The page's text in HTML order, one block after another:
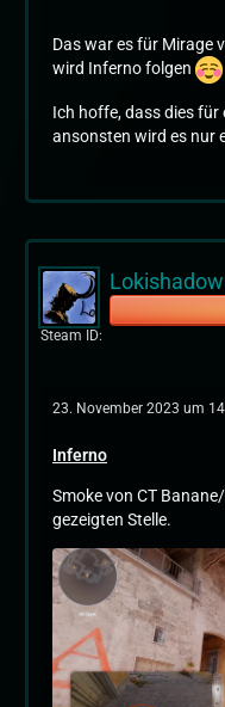
Das war es für Mirage
wird Inferno folgen
Ich hoffe, dass dies für
ansonsten wird es nur
Lokishadow
Steam ID
23. November 2023 um
Inferno
Smoke von CT
gezeigten Stelle.